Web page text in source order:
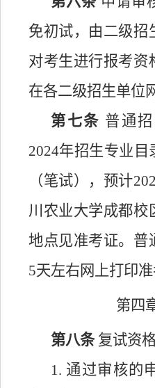
免初试，由二级招
对考生进行报考资
在各二级招生单位
第七条 普通
2024年招生专业
（笔试），预计
川农业大学成都校
地点见准考证。普
5天左右网上打印
第四
第八条 复试资
1. 通过审核的